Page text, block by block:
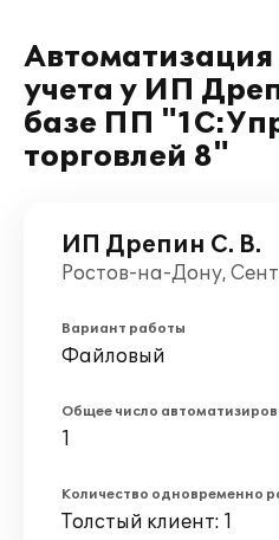
учета у ИП
базе ПП
торговлей 8"
ИП Дрепин С. В.
Ростов-на-Дону,
Вариант работы
Файловый
Общее число
1
Количество одновременно
Толстый клиент: 1